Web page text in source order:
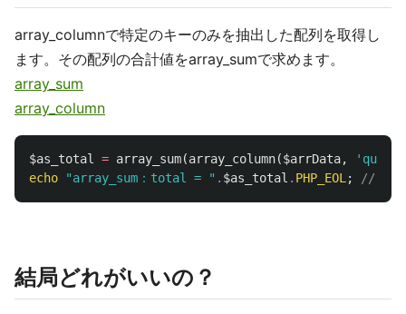
array_columnで特定のキーのみを抽出した配列を取得し
ます。その配列の合計値をarray_sumで求めます。
array_sum
array_column
$as_total = array_sum(array_column($arrData,
echo
"array_sum：total = " . $as_total . PHP_EOL ; //
結局どれがいいの？